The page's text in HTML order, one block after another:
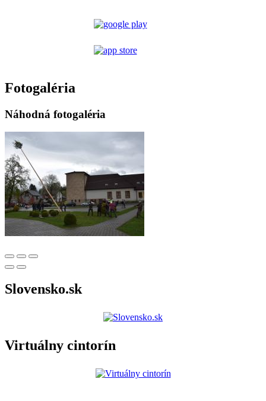
Fotogaléria
Náhodná fotogaléria
Slovensko.sk
Virtuálny cintorín